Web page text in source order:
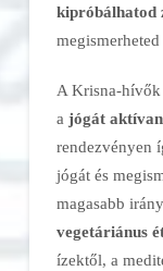
kipróbálhatod
A Krisna-hívők
a jógát
rendezvényen
jógát és
magasabb
vegetáriánus
ízektől, a